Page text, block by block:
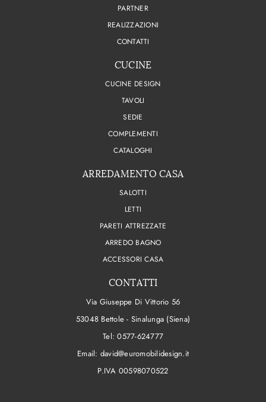
PARTNER
REALIZZAZIONI
CONTATTI
CUCINE
CUCINE DESIGN
TAVOLI
SEDIE
COMPLEMENTI
CATALOGHI
ARREDAMENTO CASA
SALOTTI
LETTI
PARETI ATTREZZATE
ARREDO BAGNO
ACCESSORI CASA
CONTATTI
Via Giuseppe Di Vittorio 56
53048 Bettole - Sinalunga (Siena)
Tel:0577-624777
Email: david@euromobilidesign.it
P.IVA 00598070522